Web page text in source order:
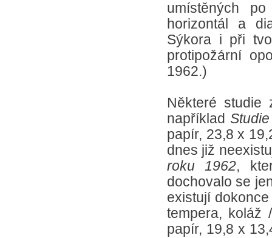
umístěných
horizontál a
Sýkora i při
protipožární
1962.)
Některé studie
například
papír, 23,8 x
dnes již
roku 1962,
dochovalo se
existují
tempera, koláž
papír, 19,8 x